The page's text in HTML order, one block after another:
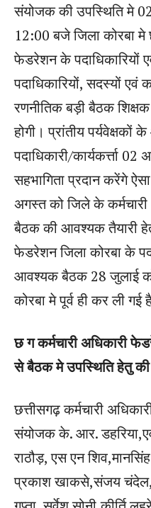
संयोजक की उपस्थिति मे
12:00 बजे जिला कोरबा मे
फेडरेशन के पदाधिकारियों
पदाधिकारियों, सदस्यों एवं
रणनीतिक बड़ी बैठक
होगी। प्रांतीय
पदाधिकारी/कार्यकर्त्ता
सहभागिता प्रदान करेंगे
अगस्त को जिले के कर्मचारी
बैठक की आवश्यक तैयारी
फेडरेशन जिला कोरबा के
आवश्यक बैठक 28 जुलाई
कोरबा मे पूर्व ही कर ली गई
छ ग कर्मचारी अधिकारी
से बैठक मे उपस्थिति हेतु
छत्तीसगढ़ कर्मचारी
संयोजक के. आर.
राठौड़, एस एन शिव,मानसिंह
प्रकाश खाकसे,संजय चंदेल,